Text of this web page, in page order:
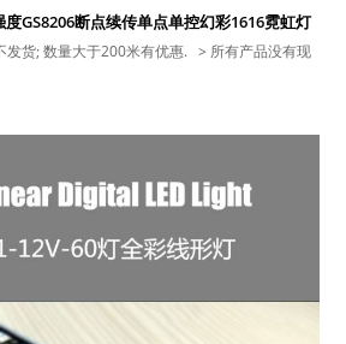
GS8206断点续传单点单控幻彩1616霓虹灯
发货; 数量大于200米有优惠. > 所有产品没有现